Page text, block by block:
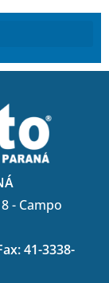
- Campo
41-3338-